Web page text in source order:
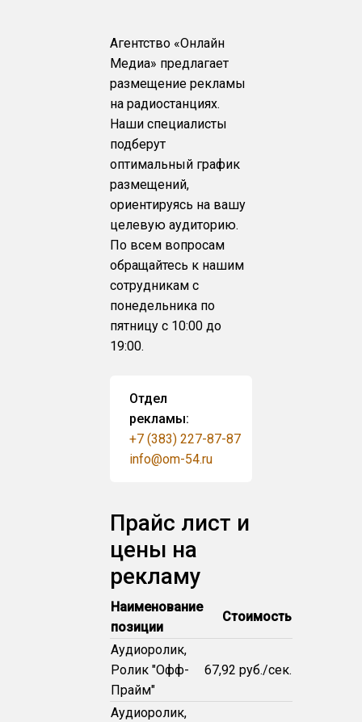
Агентство «Онлайн
Медиа» предлагает
размещение рекламы
на радиостанциях.
Наши специалисты
подберут
оптимальный график
размещений,
ориентируясь на вашу
целевую аудиторию.
По всем вопросам
обращайтесь к нашим
сотрудникам с
понедельника по
пятницу с 10:00 до
19:00.
Отдел
рекламы:
+7 (383) 227-87-87
info@om-54.ru
Прайс лист и
цены на
рекламу
Наименование
позиции
Стоимость
Аудиоролик,
Ролик "Офф-
Прайм"
67,92 руб./сек.
Аудиоролик,